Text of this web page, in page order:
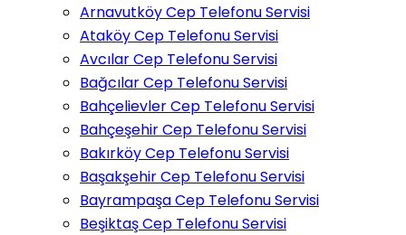
Arnavutköy Cep Telefonu Servisi
Ataköy Cep Telefonu Servisi
Avcılar Cep Telefonu Servisi
Bağcılar Cep Telefonu Servisi
Bahçelievler Cep Telefonu Servisi
Bahçeşehir Cep Telefonu Servisi
Bakırköy Cep Telefonu Servisi
Başakşehir Cep Telefonu Servisi
Bayrampaşa Cep Telefonu Servisi
Beşiktaş Cep Telefonu Servisi